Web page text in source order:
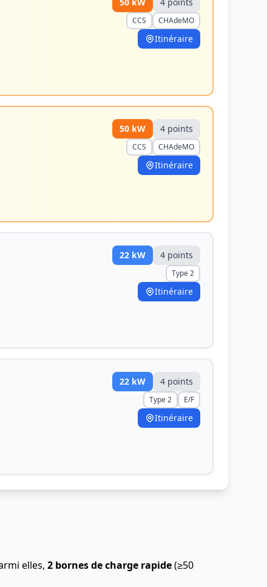
CCS CHAdeMO
Itinéraire
50 kW 4 points
CCS CHAdeMO
Itinéraire
22 kW 4 points
Type 2
Itinéraire
22 kW 4 points
Type 2 E/F
Itinéraire
elles, 2 bornes de charge rapide(≥50